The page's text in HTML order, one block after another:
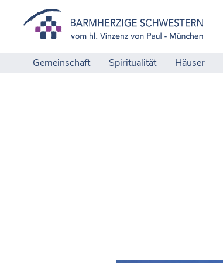
Gemeinschaft Spiritualität Häuser